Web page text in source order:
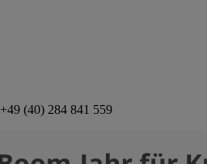
+49 (40) 284 841 559